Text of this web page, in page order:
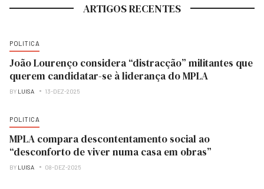
ARTIGOS RECENTES
POLITICA
João Lourenço considera “distracção” militantes que
querem candidatar-se à liderança do MPLA
BY LUISA 13-DEZ-2025
POLITICA
MPLA compara descontentamento social ao
“desconforto de viver numa casa em obras”
BY LUISA 08-DEZ-2025